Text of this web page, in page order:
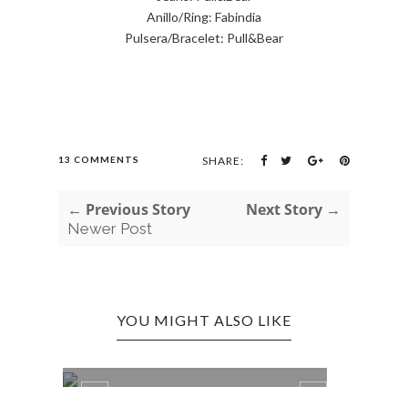
Anillo/Ring: Fabindia
Pulsera/Bracelet: Pull&Bear
13 COMMENTS SHARE:
← Previous Story
Newer Post
Next Story →
YOU MIGHT ALSO LIKE